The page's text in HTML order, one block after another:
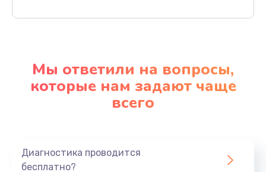
Мы ответили на вопросы,
которые нам задают чаще
всего
Диагностика проводится
бесплатно?